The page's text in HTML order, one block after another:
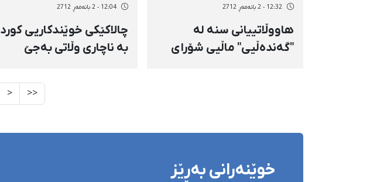
12:32 - 2 بانەمەڕ 2712
هاووڵاتییانی سنە لە
"گەندەڵیی" ماڵیی شۆرای
12:04 - 2 بانەمەڕ 2712
چالاكێكی خوێندكاریی كورد
بە ناچاری وڵاتی بەجێ‌
<<
<
خوێنەرانی بەڕێز